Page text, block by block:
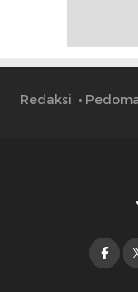
Redaksi